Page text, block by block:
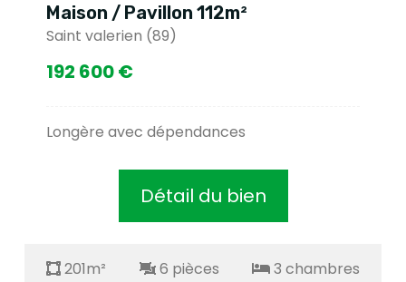
Maison / Pavillon 112m²
Saint valerien (89)
192 600 €
Longère avec dépendances
Détail du bien
201m² 6 pièces 3 chambres